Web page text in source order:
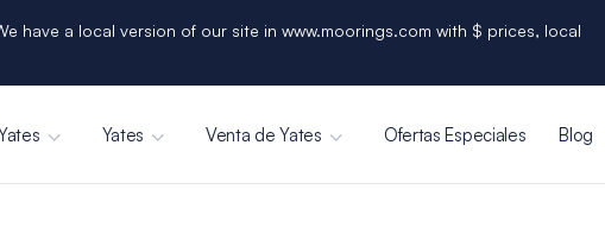
have a local version of our site in www.moorings.com with $ prices, local
Yates Venta de Yates Ofertas Especiales Blog